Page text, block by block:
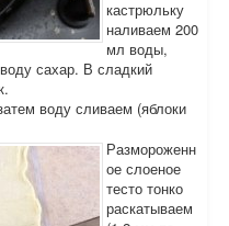
кастрюльку
наливаем 200
мл воды,
сахар. В сладкий
воду сливаем (яблоки
Размороженн
ое слоеное
тесто тонко
раскатываем